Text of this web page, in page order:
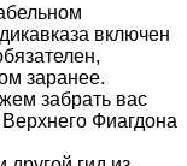
включен
заранее.
забрать вас
Фиагдона